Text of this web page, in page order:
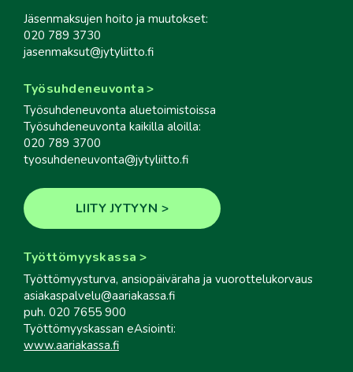
Jäsenmaksujen hoito ja muutokset:
020 789 3730
jasenmaksut@jytyliitto.fi
Työsuhdeneuvonta
Työsuhdeneuvonta aluetoimistoissa
Työsuhdeneuvonta kaikilla aloilla:
020 789 3700
tyosuhdeneuvonta@jytyliitto.fi
LIITY JYTYYN
Työttömyyskassa
Työttömyysturva, ansiopäiväraha ja vuorottelukorvaus
asiakaspalvelu@aariakassa.fi
puh. 020 7655 900
Työttömyyskassan eAsiointi:
www.aariakassa.fi